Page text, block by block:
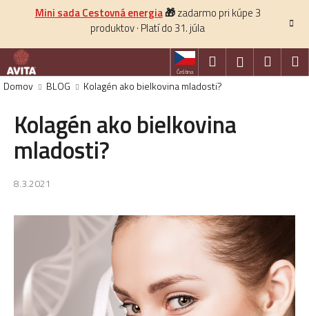
Mini sada Cestovná energia🎁zadarmo pri kúpe 3
produktov · Platí do 31. júla
Čeština
Hľadať Prihlásenie
Domov BLOG Kolagén ako bielkovina mladosti?
Kolagén ako bielkovina
mladosti?
8.3.2021
š
k